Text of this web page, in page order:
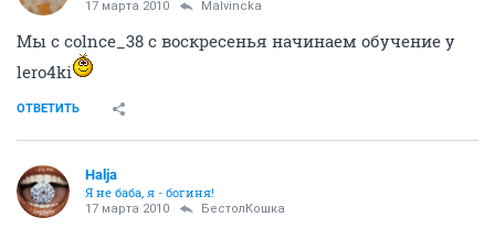
17 марта 2010 Malvincka
Мы с colnce_38 с воскресенья начинаем обучение у
lero4ki
ОТВЕТИТЬ
Halja
Я не баба, я - богиня!
17 марта 2010 БестолКошка